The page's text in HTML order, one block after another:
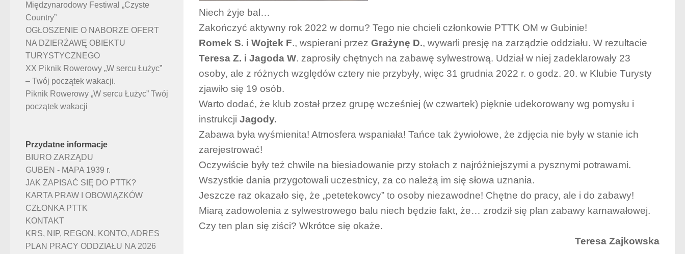
Niech żyje bal…
Zakończyć aktywny rok 2022 w domu? Tego nie chcieli członkowie PTTK OM w Gubinie!
Romek S. i Wojtek F., wspierani przez Grażynę D., wywarli presję na zarządzie oddziału. W rezultacie
Teresa Z. i Jagoda W. zaprosiły chętnych na zabawę sylwestrową. Udział w niej zadeklarowały 23
osoby, ale z różnych względów cztery nie przybyły, więc 31 grudnia 2022 r. o godz. 20. w Klubie Turysty
zjawiło się 19 osób.
Warto dodać, że klub został przez grupę wcześniej (w czwartek) pięknie udekorowany wg pomysłu i
instrukcji Jagody.
Zabawa była wyśmienita! Atmosfera wspaniała! Tańce tak żywiołowe, że zdjęcia nie były w stanie ich
zarejestrować!
Oczywiście były też chwile na biesiadowanie przy stołach z najróżniejszymi a pysznymi potrawami.
Wszystkie dania przygotowali uczestnicy, za co należą im się słowa uznania.
Jeszcze raz okazało się, że „petetekowcy” to osoby niezawodne! Chętne do pracy, ale i do zabawy!
Miarą zadowolenia z sylwestrowego balu niech będzie fakt, że… zrodził się plan zabawy karnawałowej.
Czy ten plan się ziści? Wkrótce się okaże.
Teresa Zajkowska
Międzynarodowy Festiwal „Czyste
Country”
OGŁOSZENIE O NABORZE OFERT
NA DZIERŻAWĘ OBIEKTU
TURYSTYCZNEGO
XX Piknik Rowerowy „W sercu Łużyc”
– Twój początek wakacji.
Piknik Rowerowy „W sercu Łużyc” Twój
początek wakacji
Przydatne informacje
BIURO ZARZĄDU
GUBEN - MAPA 1939 r.
JAK ZAPISAĆ SIĘ DO PTTK?
KARTA PRAW I OBOWIĄZKÓW
CZŁONKA PTTK
KONTAKT
KRS, NIP, REGON, KONTO, ADRES
PLAN PRACY ODDZIAŁU NA 2026